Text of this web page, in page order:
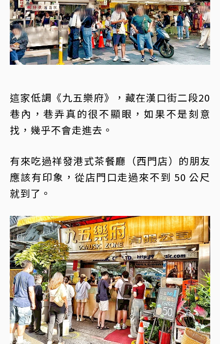
這家低調《九五樂府》，藏在漢口街二段20
巷內，巷弄真的很不顯眼，如果不是刻意
找，幾乎不會走進去。
有來吃過祥發港式茶餐廳（西門店）的朋友
應該有印象，從店門口走過來不到 50 公尺
就到了。